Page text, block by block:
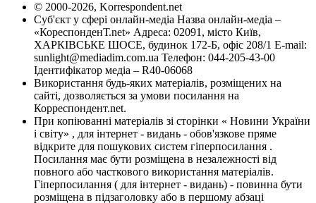
© 2000-2026, Korrespondent.net
Суб'єкт у сфері онлайн-медіа Назва онлайн-медіа –
«КореспонденТ.net» Адреса: 02091, місто Київ,
ХАРКІВСЬКЕ ШОСЕ, будинок 172-Б, офіс 208/1 E-mail:
sunlight@mediadim.com.ua Телефон: 044-205-43-00
Ідентифікатор медіа – R40-06068
Використання будь-яких матеріалів, розміщених на
сайті, дозволяється за умови посилання на
Корреспондент.net.
При копіюванні матеріалів зі сторінки « Новини України
і світу» , для інтернет - видань - обов'язкове пряме
відкрите для пошукових систем гіперпосилання .
Посилання має бути розміщена в незалежності від
повного або часткового використання матеріалів.
Гіперпосилання ( для інтернет - видань) - повинна бути
розміщена в підзаголовку або в першому абзаці